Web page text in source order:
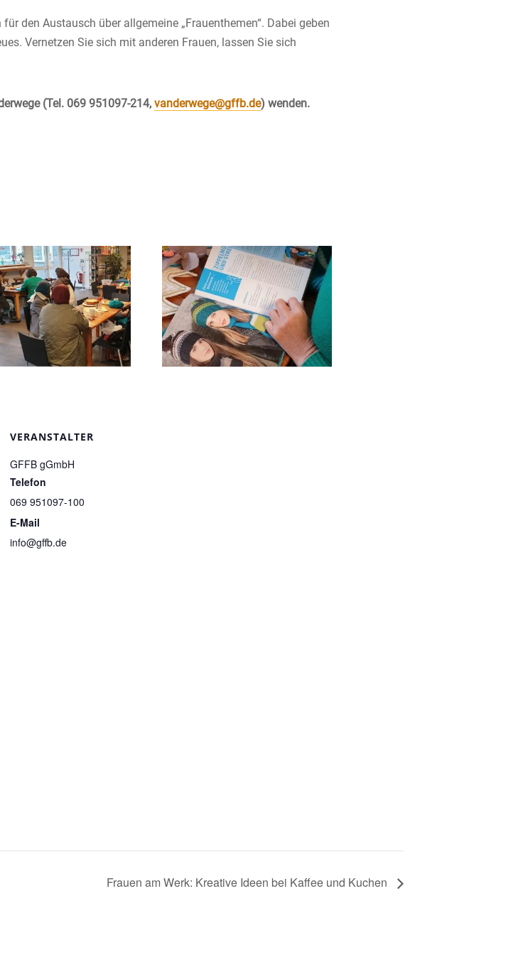
den Austausch über allgemeine „Frauenthemen“. Dabei geben
Vernetzen Sie sich mit anderen Frauen, lassen Sie sich
(Tel. 069 951097-214, vanderwege@gffb.de) wenden.
VERANSTALTER
GFFB gGmbH
Telefon
069 951097-100
E-Mail
info@gffb.de
Frauen am Werk: Kreative Ideen bei Kaffee und Kuchen